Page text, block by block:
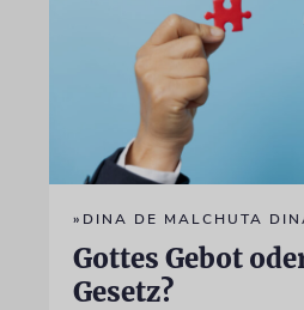
»DINA DE MALCHUTA
Gottes Gebot
Gesetz?